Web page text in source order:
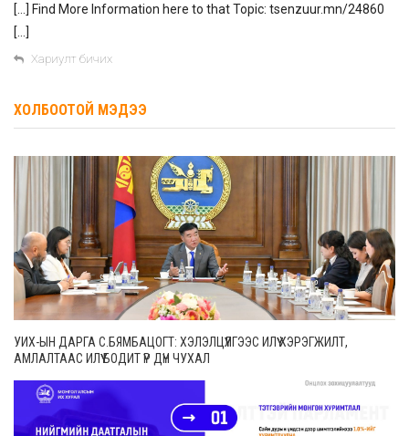
[…] Find More Information here to that Topic: tsenzuur.mn/24860
[…]
Хариулт бичих
ХОЛБООТОЙ МЭДЭЭ
УИХ-ЫН ДАРГА С.БЯМБАЦОГТ: ХЭЛЭЛЦҮҮЛГЭЭС ИЛҮҮ ХЭРЭГЖИЛТ,
АМЛАЛТААС ИЛҮҮ БОДИТ ҮР ДҮН ЧУХАЛ